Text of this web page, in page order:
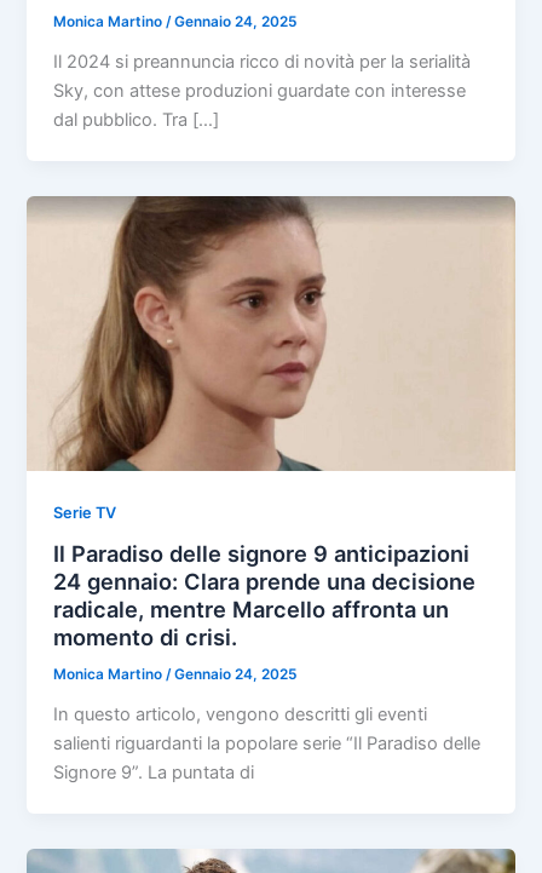
Monica Martino/Gennaio 24, 2025
Il 2024 si preannuncia ricco di novità per la serialità
Sky, con attese produzioni guardate con interesse
dal pubblico. Tra […]
Serie TV
Il Paradiso delle signore 9 anticipazioni
24 gennaio: Clara prende una decisione
radicale, mentre Marcello affronta un
momento di crisi.
Monica Martino/Gennaio 24, 2025
In questo articolo, vengono descritti gli eventi
salienti riguardanti la popolare serie “Il Paradiso delle
Signore 9”. La puntata di